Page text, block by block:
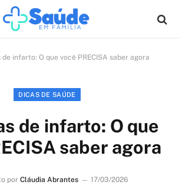
de infarto: O que você PRECISA saber agora
DICAS DE SAÚDE
de infarto: O que
saber agora
por Cláudia Abrantes
17/03/2026